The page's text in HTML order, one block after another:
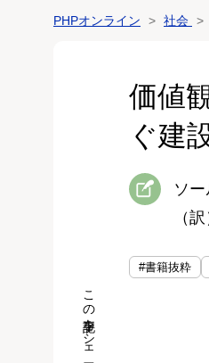
PHPオンライン 社会
価値
ぐ建
ソ
（訳
#書籍抜粋
この記事をシェア